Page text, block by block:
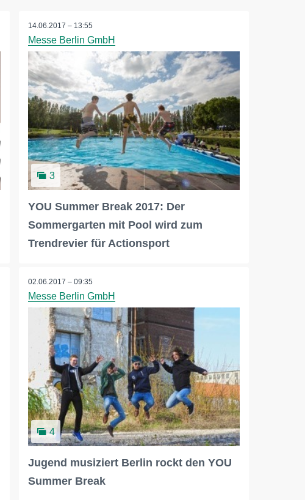
14.06.2017 – 13:55
Messe Berlin GmbH
3
YOU Summer Break 2017: Der
Sommergarten mit Pool wird zum
Trendrevier für Actionsport
02.06.2017 – 09:35
Messe Berlin GmbH
4
Jugend musiziert Berlin rockt den YOU
Summer Break